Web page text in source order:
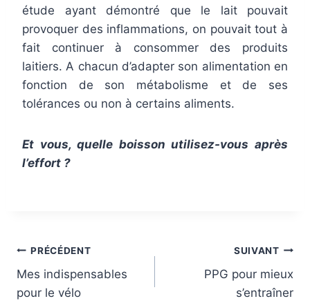
étude ayant démontré que le lait pouvait
provoquer des inflammations, on pouvait tout à
fait continuer à consommer des produits
laitiers. A chacun d’adapter son alimentation en
fonction de son métabolisme et de ses
tolérances ou non à certains aliments.
Et vous, quelle boisson utilisez-vous après
l’effort ?
Navigation
de
PRÉCÉDENT
Mes indispensables
pour le vélo
SUIVANT
PPG pour mieux
s’entraîner